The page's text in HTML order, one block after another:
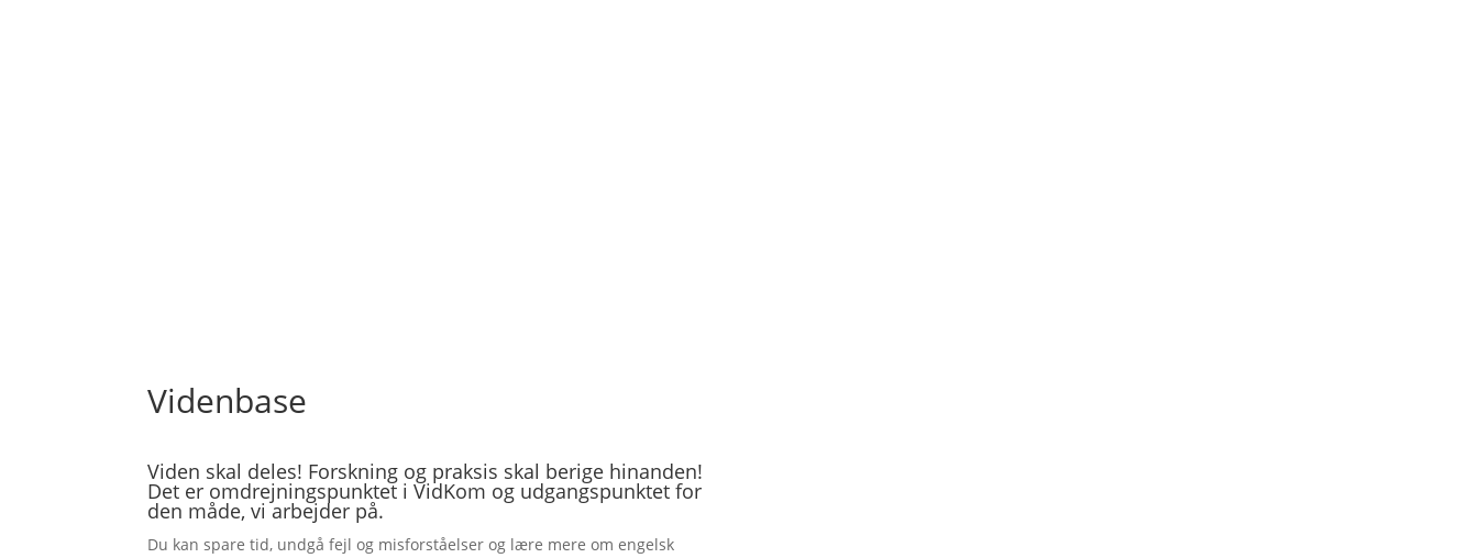
Videnbase
Viden skal deles! Forskning og praksis skal berige hinanden!
Det er omdrejningspunktet i VidKom og udgangspunktet for
den måde, vi arbejder på.
Du kan spare tid, undgå fejl og misforståelser og lære mere om engelsk